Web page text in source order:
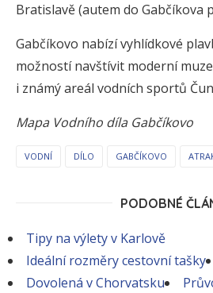
Bratislavě (autem do Gabčíkova
Gabčíkovo nabízí vyhlídkové
možností navštívit moderní
i známý areál vodních sportů
Mapa Vodního díla Gabčíkovo
VODNÍ DÍLO GABČÍKOVO
PODOBNÉ
Tipy na výlety v Karlově
Ideální rozměry cestovní tašky
Dovolená v Chorvatsku